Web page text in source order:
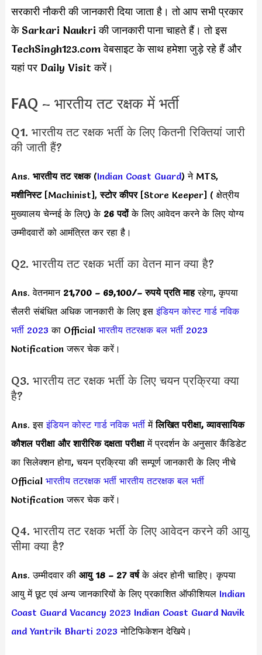
सरकारी नौकरी की जानकारी दिया जाता है। तो आप सभी प्रकार
के Sarkari Naukri की जानकारी पाना चाहते हैं। तो इस
TechSingh123.com वेबसाइट के साथ हमेशा जुड़े रहे हैं और
यहां पर Daily Visit करें।
FAQ – भारतीय तट रक्षक में भर्ती
Q1. भारतीय तट रक्षक भर्ती के लिए कितनी रिक्तियां जारी
की जाती हैं?
Ans. भारतीय तट रक्षक(Indian Coast Guard) ने MTS,
मशीनिस्ट[Machinist],स्टोर कीपर[Store Keeper] ( क्षेत्रीय
मुख्यालय चेन्नई के लिए) के26 पदोंके लिए आवेदन करने के लिए योग्य
उम्मीदवारों को आमंत्रित कर रहा है।
Q2. भारतीय तट रक्षक भर्ती का वेतन मान क्या है?
Ans. वेतनमान 21,700 – 69,100/– रुपये प्रति माहरहेगा, कृपया
सैलरी संबंधित अधिक जानकारी के लिए इसइंडियन कोस्ट गार्ड नविक
भर्ती 2023 का Official भारतीय तटरक्षक बल भर्ती 2023
Notification जरूर चेक करें।
Q3. भारतीय तट रक्षक भर्ती के लिए चयन प्रक्रिया क्या
है?
Ans. इसइंडियन कोस्ट गार्ड नविक भर्तीमेंलिखित परीक्षा, व्यावसायिक
कौशल परीक्षा और शारीरिक दक्षता परीक्षा में प्रदर्शन के अनुसार कैंडिडेट
का सिलेक्शन होगा, चयन प्रक्रिया की सम्पूर्ण जानकारी के लिए नीचे
Official भारतीय तटरक्षक भर्ती भारतीय तटरक्षक बल भर्ती
Notification जरूर चेक करें।
Q4. भारतीय तट रक्षक भर्ती के लिए आवेदन करने की आयु
सीमा क्या है?
Ans. उम्मीदवार की आयु 18 – 27 वर्षके अंदर होनी चाहिए। कृपया
आयु में छूट एवं अन्य जानकारियों के लिए प्रकाशित ऑफीशियल Indian
Coast Guard Vacancy 2023 Indian Coast Guard Navik
and Yantrik Bharti 2023 नोटिफिकेशन देखिये।